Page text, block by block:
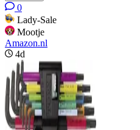
0
Lady-Sale
Mootje
Amazon.nl
4d